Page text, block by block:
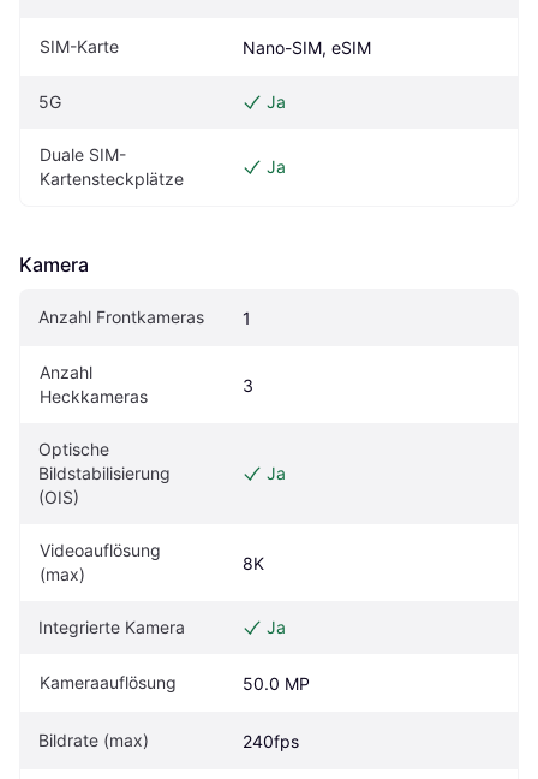
SIM-Karte Nano-SIM, eSIM
5G Ja
Duale SIM-
Kartensteckplätze
Ja
Kamera
Anzahl Frontkameras 1
Anzahl
Heckkameras
3
Optische
Bildstabilisierung
(OIS)
Ja
Videoauflösung
(max)
8K
Integrierte Kamera Ja
Kameraauflösung 50.0 MP
Bildrate (max) 240fps